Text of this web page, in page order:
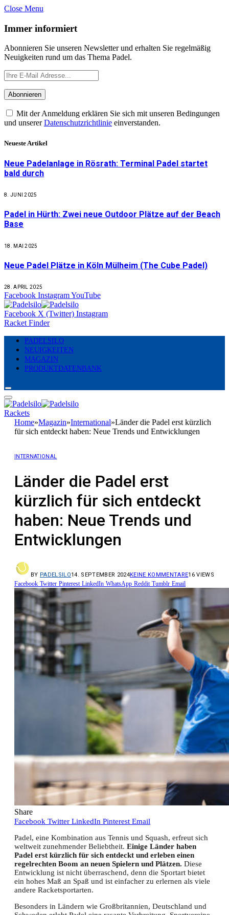
Close Menu
Immer informiert
Abonnieren Sie unseren Newsletter und erhalten Sie regelmäßig
Neuigkeiten rund um das Thema Padel.
Mit der Anmeldung erklären Sie sich mit unseren Bedingungen
und unsererDatenschutzrichtlinie einverstanden.
Neueste Artikel
Neue Padelanlage in Rösrath: Terminal Padel startet
bald durch
8. JUNI 2025
Padel in Hürth: Zwei neue Outdoor Plätze auf der Beach
Base
18. MAI 2025
Neue Padel Plätze in Köln Mülheim (The Cube Padel)
28. APRIL 2025
Facebook InstagramYouTube
Facebook X (Twitter) Instagram
Racket Finder
PADELSILO
NEUIGKEITEN
MAGAZIN
PRODUKTDATENBANK
Rackets
Home»Magazin»International»Länder die Padel erst kürzlich
für sich entdeckt haben: Neue Trends und Entwicklungen
INTERNATIONAL
Länder die Padel erst
kürzlich für sich entdeckt
haben: Neue Trends und
Entwicklungen
BY PADELSILO14. SEPTEMBER 2024KEINE KOMMENTARE16VIEWS
Facebook Twitter Pinterest LinkedIn WhatsApp Reddit Tumblr Email
Share
Facebook Twitter LinkedIn Pinterest Email
Padel, eine Kombination aus Tennis und Squash, erfreut sich
weltweit zunehmender Beliebtheit. Einige Länder haben
Padel erst kürzlich für sich entdeckt und erleben einen
regelrechten Boom an neuen Spielern und Plätzen. Diese
Entwicklung ist nicht überraschend, denn die Sportart bietet
ein hohes Maß an Spaß und ist einfacher zu erlernen als viele
andere Racketsportarten.
Besonders in Ländern wie Großbritannien, Deutschland und